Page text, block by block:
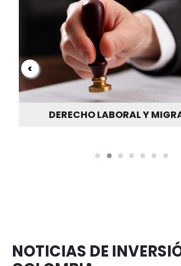
QUÍMICOS Y